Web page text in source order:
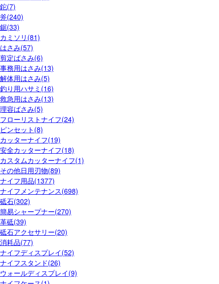
鉈(7)
斧(240)
鋸(33)
カミソリ(81)
はさみ(57)
剪定ばさみ(6)
事務用はさみ(13)
解体用はさみ(5)
釣り用ハサミ(16)
救急用はさみ(13)
理容ばさみ(5)
フローリストナイフ(24)
ピンセット(8)
カッターナイフ(19)
安全カッターナイフ(18)
カスタムカッターナイフ(1)
その他日用刃物(89)
ナイフ用品(1377)
ナイフメンテナンス(698)
砥石(302)
簡易シャープナー(270)
革砥(39)
砥石アクセサリー(20)
消耗品(77)
ナイフディスプレイ(52)
ナイフスタンド(26)
ウォールディスプレイ(9)